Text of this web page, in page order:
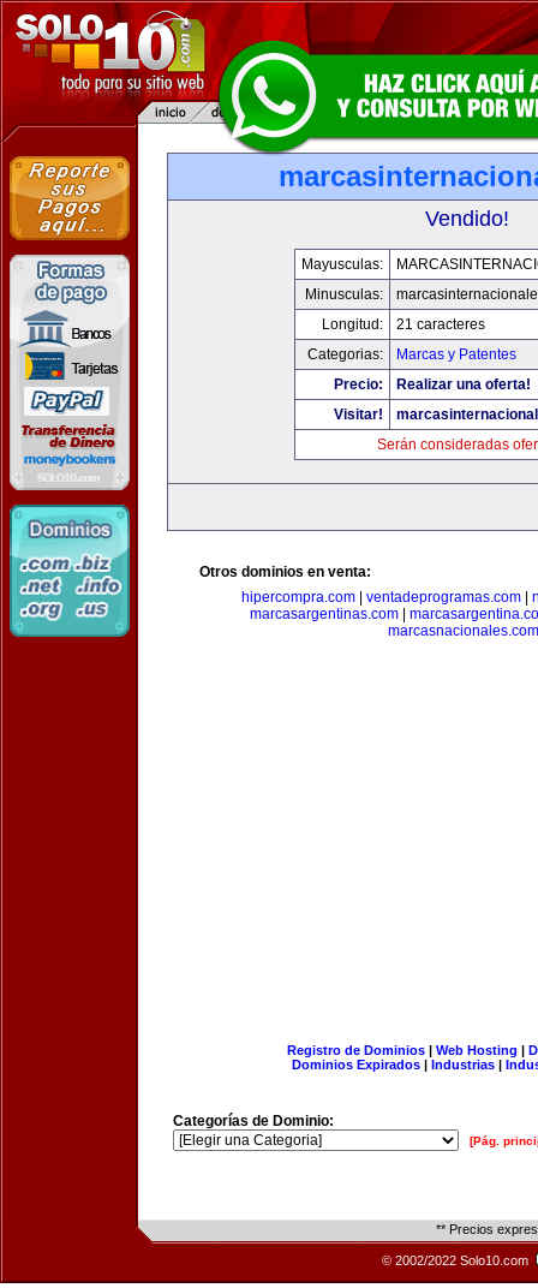
Vendido!
Mayusculas:
Minusculas:
Longitud:
21 caracteres
Categorias:
Marcas y Patentes
Precio:
Realizar una oferta!
Visitar!
Serán consideradas
Otros dominios en venta:
hipercompra.com
ventadeprogramas.com
marcasargentinas.com
marcasnacionales.com
Registro de Dominios| Web Hosting |
Dominios Expirados | Industrias |
Categorías de Dominio:
[Pág.
** Precios
© 2002/2022 Solo10.com